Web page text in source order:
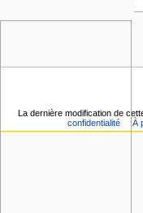
La dernière modification de
confidentialité
À